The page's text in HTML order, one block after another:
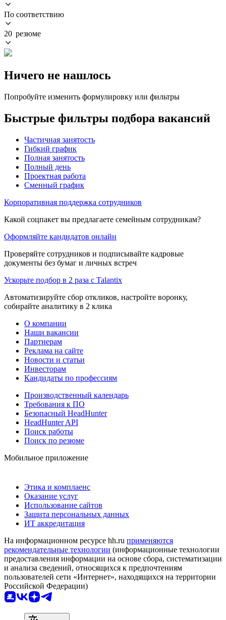
По соответствию
20 резюме
Ничего не нашлось
Попробуйте изменить формулировку или фильтры
Быстрые фильтры подбора вакансий
Частичная занятость
Гибкий график
Полная занятость
Полный день
Проектная работа
Сменный график
Корпоративная поддержка сотрудников
Какой соцпакет вы предлагаете семейным сотрудникам?
Оформляйте кандидатов онлайн
Проверяйте сотрудников и подписывайте кадровые
документы без бумаг и личных встреч
Ускорьте подбор в 2 раза с Talantix
Автоматизируйте сбор откликов, настройте воронку,
собирайте аналитику в 2 клика
О компании
Наши вакансии
Партнерам
Реклама на сайте
Новости и статьи
Инвесторам
Кандидаты по профессиям
Производственный календарь
Требования к ПО
Безопасный HeadHunter
HeadHunter API
Поиск работы
Поиск по резюме
Мобильное приложение
Этика и комплаенс
Оказание услуг
Использование сайтов
Защита персональных данных
ИТ аккредитация
На информационном ресурсе hh.ru применяются
рекомендательные технологии (информационные технологии
предоставления информации на основе сбора, систематизации
и анализа сведений, относящихся к предпочтениям
пользователей сети «Интернет», находящихся на территории
Российской Федерации)